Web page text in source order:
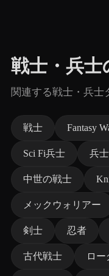
戦士・兵
関連する戦士・兵士
戦士 Fantasy
Sci Fi兵士 兵士
中世の戦士
メックウォリアー
剣士 忍者
古代戦士 ロー